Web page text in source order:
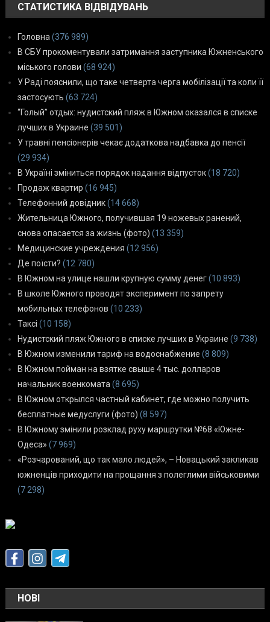
СТАТИСТИКА ВІДВІДУВАНЬ
Головна(376 989)
В СБУ прокоментували затримання заступника Южненського
міського голови (68 924)
У Раді пояснили, що таке четверта черга мобілізації та коли її
застосують (63 724)
“Голый” отдых: нудистский пляж в Южном оказался в списке
лучших в Украине (39 501)
У травні пенсіонерів чекає додаткова надбавка до пенсії
(29 934)
В Україні зміниться порядок надання відпусток(18 720)
Продаж квартир (16 945)
Телефонний довідник(14 668)
Жительница Южного, получившая 19 ножевых ранений,
снова опасается за жизнь (фото) (13 359)
Медицинские учреждения (12 956)
Де поїсти? (12 780)
В Южном на улице нашли крупную сумму денег(10 893)
В школе Южного проводят эксперимент по запрету
мобильных телефонов (10 233)
Таксі (10 158)
Нудистский пляж Южного в списке лучших в Украине (9 738)
В Южном изменили тариф на водоснабжение (8 809)
В Южном пойман на взятке свыше 4 тыс. долларов
начальник военкомата(8 695)
В Южном открылся частный кабинет, где можно получить
бесплатные медуслуги (фото) (8 597)
В Южному змінили розклад руху маршрутки №68 «Южне-
Одеса» (7 969)
«Розчарований, що так мало людей», – Новацький закликав
южненців приходити на прощання з полеглими військовими
(7 298)
НОВІ